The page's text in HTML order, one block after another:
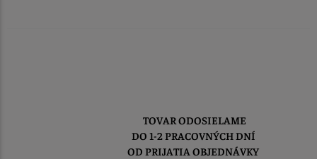
TOVAR ODOSIELAME
DO 1-2 PRACOVNÝCH DNÍ
OD PRIJATIA OBJEDNÁVKY